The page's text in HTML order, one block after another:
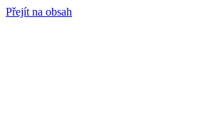
Přejít na obsah